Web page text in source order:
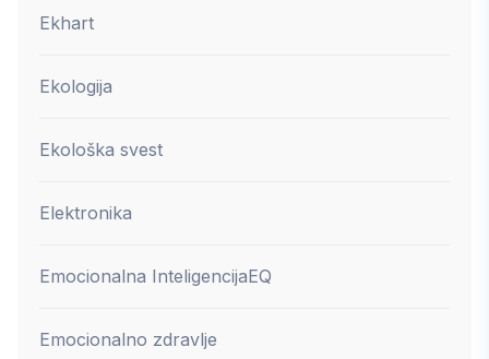
Ekhart
Ekologija
Ekološka svest
Elektronika
Emocionalna InteligencijaEQ
Emocionalno zdravlje